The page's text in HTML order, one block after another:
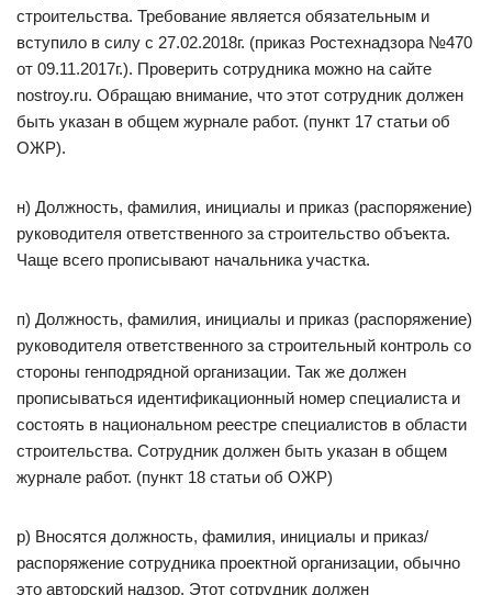
строительства. Требование является обязательным и
вступило в силу с 27.02.2018г. (приказ Ростехнадзора №470
от 09.11.2017г.). Проверить сотрудника можно на сайте
nostroy.ru. Обращаю внимание, что этот сотрудник должен
быть указан в общем журнале работ. (пункт 17 статьи об
ОЖР).
н) Должность, фамилия, инициалы и приказ (распоряжение)
руководителя ответственного за строительство объекта.
Чаще всего прописывают начальника участка.
п) Должность, фамилия, инициалы и приказ (распоряжение)
руководителя ответственного за строительный контроль со
стороны генподрядной организации. Так же должен
прописываться идентификационный номер специалиста и
состоять в национальном реестре специалистов в области
строительства. Сотрудник должен быть указан в общем
журнале работ. (пункт 18 статьи об ОЖР)
р) Вносятся должность, фамилия, инициалы и приказ/
распоряжение сотрудника проектной организации, обычно
это авторский надзор. Этот сотрудник должен